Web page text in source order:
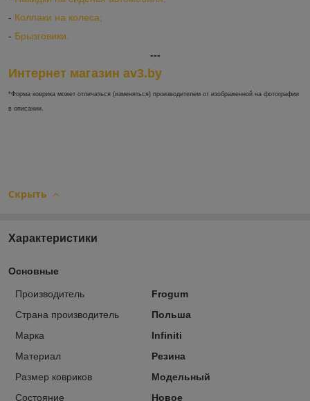
- Колпаки на колеса;
- Брызговики.
---
Интернет магазин av3.by
*Форма коврика может отличаться (изменяться) производителем от изображенной на фотографии
в описании.
Скрыть
Характеристики
Основные
Производитель
Frogum
Страна производитель
Польша
Марка
Infiniti
Материал
Резина
Размер ковриков
Модельный
Состояние
Новое